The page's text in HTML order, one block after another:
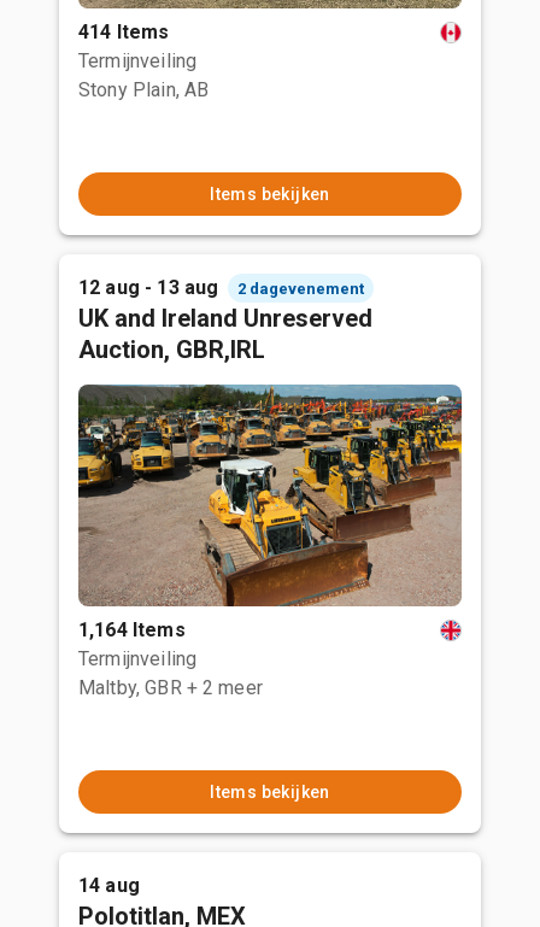
414 Items
Termijnveiling
Stony Plain, AB
Items bekijken
12 aug - 13 aug 2 dagevenement
UK and Ireland Unreserved
Auction, GBR,IRL
1,164 Items
Termijnveiling
Maltby, GBR + 2 meer
Items bekijken
14 aug
Polotitlan, MEX